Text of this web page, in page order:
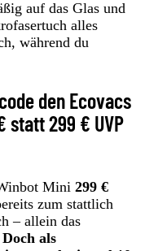
auf das Glas und
alles
während du
den Ecovacs
statt 299 € UVP
Mini 299 €
zum stattlich
– allein das
Doch als